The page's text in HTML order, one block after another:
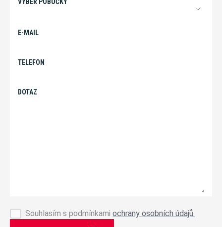
E-MAIL
TELEFON
DOTAZ
Souhlasím s podmínkamiochrany osobních údajů.